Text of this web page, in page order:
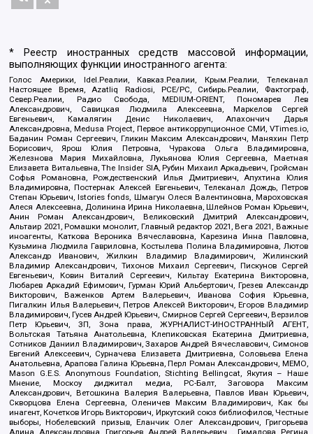
* Реестр иностранных средств массовой информации,
выполняющих функции иностранного агента:
Голос Америки, Idel.Реалии, Кавказ.Реалии, Крым.Реалии, Телеканал
Настоящее Время, Azatliq Radiosi, PCE/PC, Сибирь.Реалии, Фактограф,
Север.Реалии, Радио Свобода, MEDIUM-ORIENT, Пономарев Лев
Александрович, Савицкая Людмила Алексеевна, Маркелов Сергей
Евгеньевич, Камалягин Денис Николаевич, Апахончич Дарья
Александровна, Medusa Project, Первое антикоррупционное СМИ, VTimes.io,
Баданин Роман Сергеевич, Гликин Максим Александрович, Маняхин Петр
Борисович, Ярош Юлия Петровна, Чуракова Ольга Владимировна,
Железнова Мария Михайловна, Лукьянова Юлия Сергеевна, Маетная
Елизавета Витальевна, The Insider SIA, Рубин Михаил Аркадьевич, Гройсман
Софья Романовна, Рождественский Илья Дмитриевич, Апухтина Юлия
Владимировна, Постернак Алексей Евгеньевич, Телеканал Дождь, Петров
Степан Юрьевич, Istories fonds, Шмагун Олеся Валентиновна, Мароховская
Алеся Алексеевна, Долинина Ирина Николаевна, Шлейнов Роман Юрьевич,
Анин Роман Александрович, Великовский Дмитрий Александрович,
Альтаир 2021, Ромашки монолит, Главный редактор 2021, Вега 2021, Важные
иноагенты, Каткова Вероника Вячеславовна, Карезина Инна Павловна,
Кузьмина Людмила Гавриловна, Костылева Полина Владимировна, Лютов
Александр Иванович, Жилкин Владимир Владимирович, Жилинский
Владимир Александрович, Тихонов Михаил Сергеевич, Пискунов Сергей
Евгеньевич, Ковин Виталий Сергеевич, Кильтау Екатерина Викторовна,
Любарев Аркадий Ефимович, Гурман Юрий Альбертович, Грезев Александр
Викторович, Важенков Артем Валерьевич, Иванова София Юрьевна,
Пигалкин Илья Валерьевич, Петров Алексей Викторович, Егоров Владимир
Владимирович, Гусев Андрей Юрьевич, Смирнов Сергей Сергеевич, Верзилов
Петр Юрьевич, ЗП, Зона права, ЖУРНАЛИСТ-ИНОСТРАННЫЙ АГЕНТ,
Вольтская Татьяна Анатольевна, Клепиковская Екатерина Дмитриевна,
Сотников Даниил Владимирович, Захаров Андрей Вячеславович, Симонов
Евгений Алексеевич, Сурначева Елизавета Дмитриевна, Соловьева Елена
Анатольевна, Арапова Галина Юрьевна, Перл Роман Александрович, МЕМО,
Mason G.E.S. Anonymous Foundation, Stichting Bellingcat, Якутия – Наше
Мнение, Москоу диджитал медиа, РС-Балт, Заговора Максим
Александрович, Ветошкина Валерия Валерьевна, Павлов Иван Юрьевич,
Скворцова Елена Сергеевна, Оленичев Максим Владимирович, Как бы
инагент, Кочетков Игорь Викторович, Иркутский союз библиофилов, Честные
выборы, Нобелевский призыв, Еланчик Олег Александрович, Григорьева
Алина Александровна, Григорьев Андрей Валерьевич , Гималова Регина